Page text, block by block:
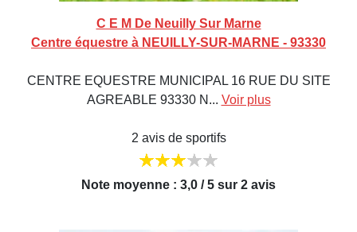
C E M De Neuilly Sur Marne
Centre équestre à NEUILLY-SUR-MARNE - 93330
CENTRE EQUESTRE MUNICIPAL 16 RUE DU SITE
AGREABLE 93330 N... Voir plus
2 avis de sportifs
Note moyenne : 3,0 / 5 sur 2 avis